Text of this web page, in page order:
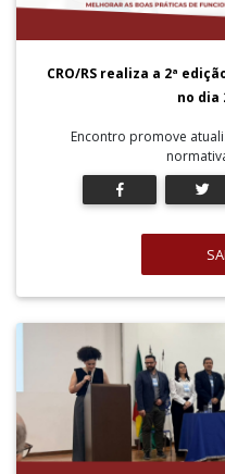
CRO/RS realiza a 2ª
no dia
Encontro promove